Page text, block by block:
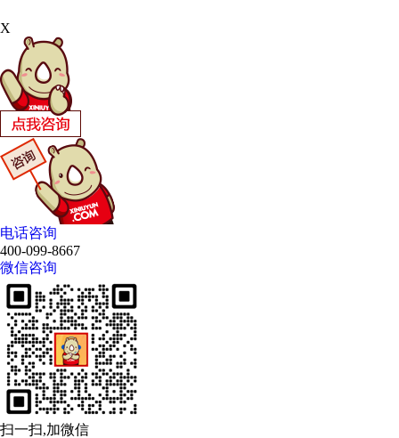
X
电话咨询
400-099-8667
微信咨询
扫一扫,加微信